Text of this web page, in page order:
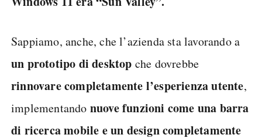
Sappiamo, anche, che l’azienda sta lavorando a
un prototipo di desktop che dovrebbe
rinnovare completamente l’esperienza utente,
implementando nuove funzioni come una barra
di ricerca mobile e un design completamente